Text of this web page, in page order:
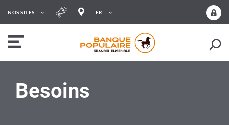
NOS SITES FR
Besoins